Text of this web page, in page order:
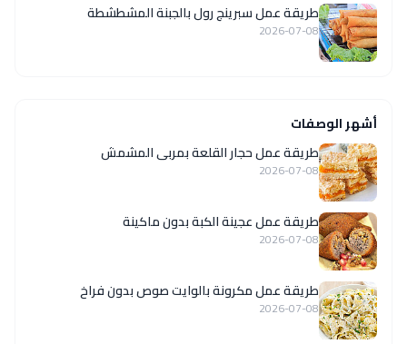
طريقة عمل سبرينج رول بالجبنة المشطشطة
2026-07-08
أشهر الوصفات
طريقة عمل حجار القلعة بمربى المشمش
2026-07-08
طريقة عمل عجينة الكبة بدون ماكينة
2026-07-08
طريقة عمل مكرونة بالوايت صوص بدون فراخ
2026-07-08